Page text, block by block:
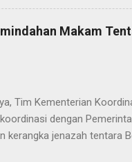
disiplin, dan
Bupati Egi
Ketua DPRD,
melihat kalian adalah
Makam
Tim Kementerian
dengan
kerangka jenazah tentara